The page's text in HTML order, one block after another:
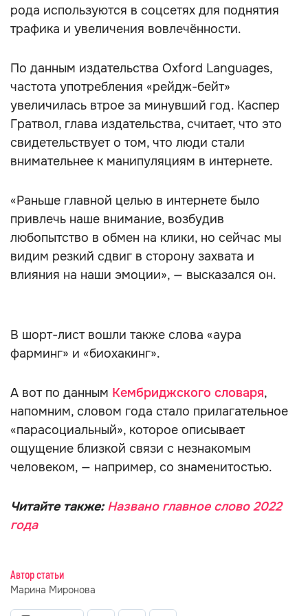
рода используются в соцсетях для поднятия
трафика и увеличения вовлечённости.
По данным издательства Oxford Languages,
частота употребления «рейдж-бейт»
увеличилась втрое за минувший год. Каспер
Гратвол, глава издательства, считает, что это
свидетельствует о том, что люди стали
внимательнее к манипуляциям в интернете.
«Раньше главной целью в интернете было
привлечь наше внимание, возбудив
любопытство в обмен на клики, но сейчас мы
видим резкий сдвиг в сторону захвата и
влияния на наши эмоции», — высказался он.
В шорт-лист вошли также слова «аура
фарминг» и «биохакинг».
А вот по данным Кембриджского словаря,
напомним, словом года стало прилагательное
«парасоциальный», которое описывает
ощущение близкой связи с незнакомым
человеком, — например, со знаменитостью.
Читайте также: Названо главное слово 2022
года
Автор статьи
Марина Миронова